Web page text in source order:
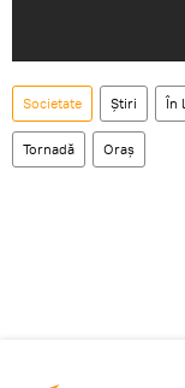
Societate Știri În
Tornadă Oraș